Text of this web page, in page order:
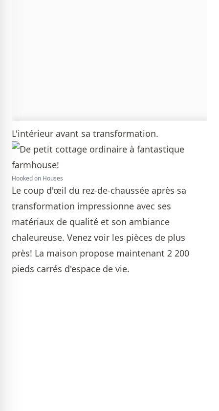
L'intérieur avant sa transformation.
Hooked on Houses
Le coup d'œil du rez-de-chaussée après sa
transformation impressionne avec ses
matériaux de qualité et son ambiance
chaleureuse. Venez voir les pièces de plus
près! La maison propose maintenant 2 200
pieds carrés d'espace de vie.